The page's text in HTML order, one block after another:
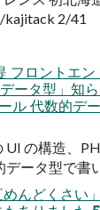
kajitack 2/41
フロントエ
ータ型」知
ル 代数的デ
UI の構造、
データ型で書
めんどくさい